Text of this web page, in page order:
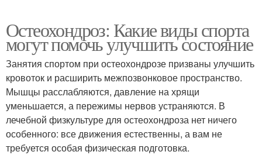
Остеохондроз: Какие виды спорта
могут помочь улучшить состояние
Занятия спортом при остеохондрозе призваны улучшить
кровоток и расширить межпозвонковое пространство.
Мышцы расслабляются, давление на хрящи
уменьшается, а пережимы нервов устраняются. В
лечебной физкультуре для остеохондроза нет ничего
особенного: все движения естественны, а вам не
требуется особая физическая подготовка.